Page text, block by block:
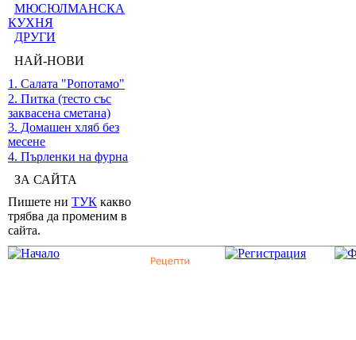
МЮСЮЛМАНСКА
КУХНЯ
ДРУГИ
НАЙ-НОВИ
1. Салата "Ропотамо"
2. Питка (тесто със
заквасена сметана)
3. Домашен хляб без
месене
4. Пърленки на фурна
ЗА САЙТА
Пишете ни ТУК какво
трябва да променим в
сайта.